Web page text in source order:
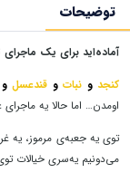
توضیحات
آماده‌اید برای یک
کنجدو نبات‌و قندعسل و
اومدن… اما حالا یه
توی یه جعبه‌ی مرموز،
می‌دونیم یه‌سری خیالات